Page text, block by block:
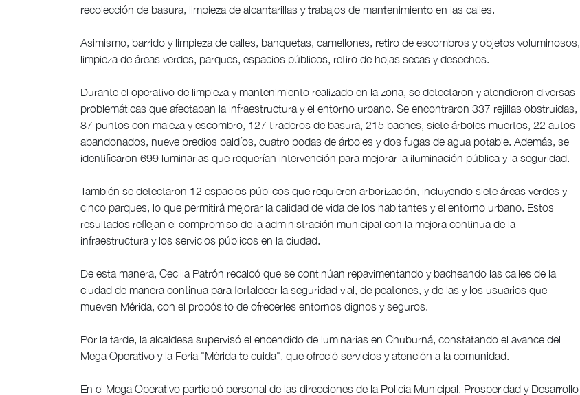
recolección de basura, limpieza de alcantarillas y trabajos de mantenimiento en las calles.
Asimismo, barrido y limpieza de calles, banquetas, camellones, retiro de escombros y objetos voluminosos,
limpieza de áreas verdes, parques, espacios públicos, retiro de hojas secas y desechos.
Durante el operativo de limpieza y mantenimiento realizado en la zona, se detectaron y atendieron diversas
problemáticas que afectaban la infraestructura y el entorno urbano. Se encontraron 337 rejillas obstruidas,
87 puntos con maleza y escombro, 127 tiraderos de basura, 215 baches, siete árboles muertos, 22 autos
abandonados, nueve predios baldíos, cuatro podas de árboles y dos fugas de agua potable. Además, se
identificaron 699 luminarias que requerían intervención para mejorar la iluminación pública y la seguridad.
También se detectaron 12 espacios públicos que requieren arborización, incluyendo siete áreas verdes y
cinco parques, lo que permitirá mejorar la calidad de vida de los habitantes y el entorno urbano. Estos
resultados reflejan el compromiso de la administración municipal con la mejora continua de la
infraestructura y los servicios públicos en la ciudad.
De esta manera, Cecilia Patrón recalcó que se continúan repavimentando y bacheando las calles de la
ciudad de manera continua para fortalecer la seguridad vial, de peatones, y de las y los usuarios que
mueven Mérida, con el propósito de ofrecerles entornos dignos y seguros.
Por la tarde, la alcaldesa supervisó el encendido de luminarias en Chuburná, constatando el avance del
Mega Operativo y la Feria "Mérida te cuida", que ofreció servicios y atención a la comunidad.
En el Mega Operativo participó personal de las direcciones de la Policía Municipal, Prosperidad y Desarrollo